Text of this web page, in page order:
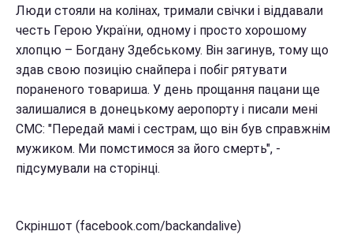
Люди стояли на колінах, тримали свічки і віддавали
честь Герою України, одному і просто хорошому
хлопцю – Богдану Здебському. Він загинув, тому що
здав свою позицію снайпера і побіг рятувати
пораненого товариша. У день прощання пацани ще
залишалися в донецькому аеропорту і писали мені
СМС: "Передай мамі і сестрам, що він був справжнім
мужиком. Ми помстимося за його смерть", -
підсумували на сторінці.
Скріншот (facebook.com/backandalive)